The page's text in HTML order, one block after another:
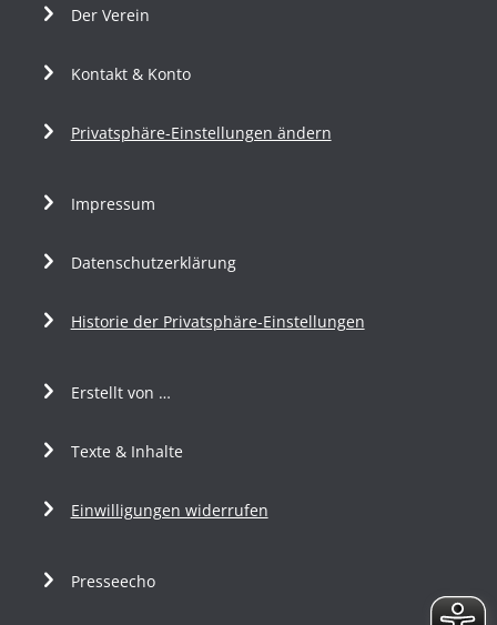
Der Verein
Kontakt & Konto
Privatsphäre-Einstellungen ändern
Impressum
Datenschutzerklärung
Historie der Privatsphäre-Einstellungen
Erstellt von …
Texte & Inhalte
Einwilligungen widerrufen
Presseecho